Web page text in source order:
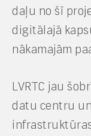
daļu no šī
digitālajā
nākamajām
LVRTC jau
datu centru